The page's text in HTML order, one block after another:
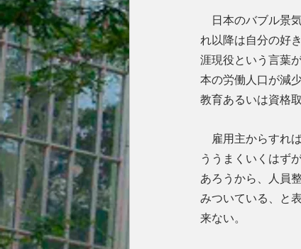
日本のバブル景
れ以降は自分の好
涯現役という言葉
本の労働人口が減
教育あるいは資格
雇用主からすれ
ううまくいくはず
あろうから、人員
みついている、と
来ない。